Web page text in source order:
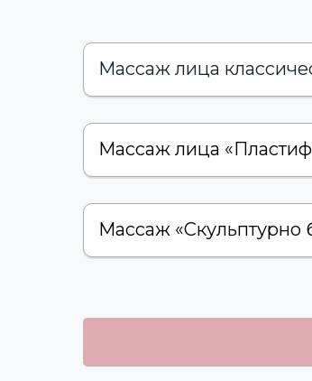
Массаж лица
Массаж лица
Массаж «Скульптурно